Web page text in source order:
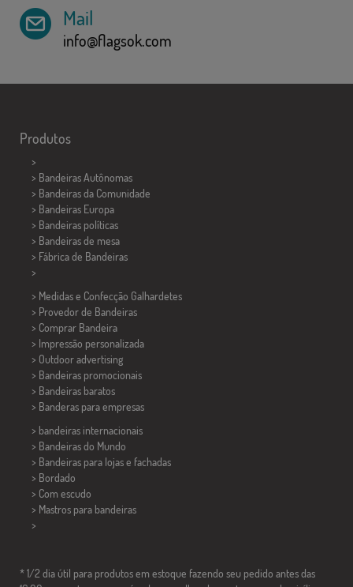
Mail
info@flagsok.com
Produtos
>
> Bandeiras Autônomas
> Bandeiras da Comunidade
> Bandeiras Europa
> Bandeiras políticas
> Bandeiras de mesa
> Fábrica de Bandeiras
>
> Medidas e Confecção Galhardetes
> Provedor de Bandeiras
> Comprar Bandeira
> Impressão personalizada
> Outdoor advertising
> Bandeiras promocionais
> Bandeiras baratos
> Banderas para empresas
> bandeiras internacionais
> Bandeiras do Mundo
> Bandeiras para lojas e fachadas
> Bordado
> Com escudo
> Mastros para bandeiras
>
* 1/2 dia útil para produtos em estoque fazendo seu pedido antes das